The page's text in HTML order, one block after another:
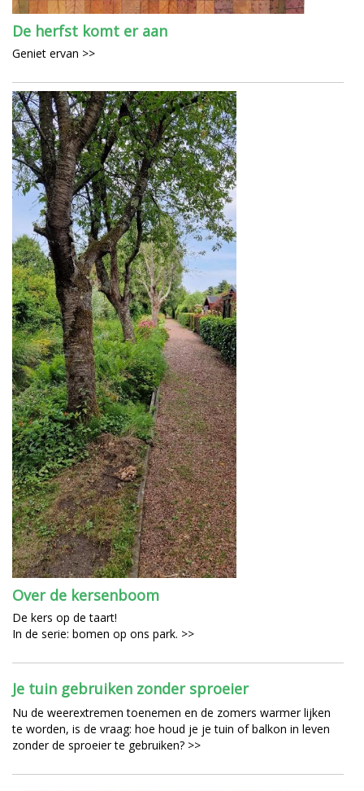
De herfst komt er aan
Geniet ervan >>
Over de kersenboom
De kers op de taart!
In de serie: bomen op ons park. >>
Je tuin gebruiken zonder sproeier
Nu de weerextremen toenemen en de zomers warmer lijken
te worden, is de vraag: hoe houd je je tuin of balkon in leven
zonder de sproeier te gebruiken? >>